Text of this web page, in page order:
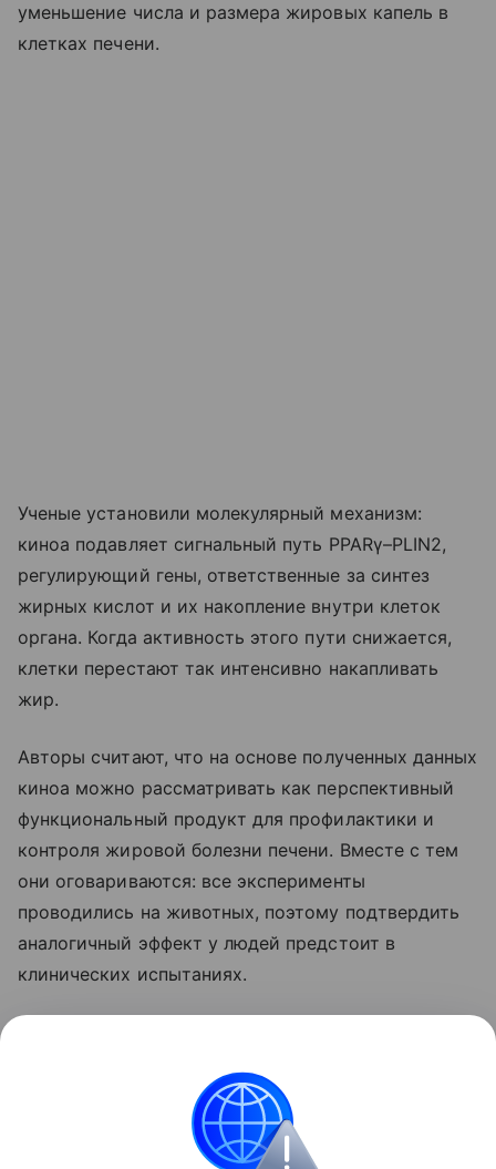
уменьшение числа и размера жировых капель в
клетках печени.
Ученые установили молекулярный механизм:
киноа подавляет сигнальный путь PPARγ–PLIN2,
регулирующий гены, ответственные за синтез
жирных кислот и их накопление внутри клеток
органа. Когда активность этого пути снижается,
клетки перестают так интенсивно накапливать
жир.
Авторы считают, что на основе полученных данных
киноа можно рассматривать как перспективный
функциональный продукт для профилактики и
контроля жировой болезни печени. Вместе с тем
они оговариваются: все эксперименты
проводились на животных, поэтому подтвердить
аналогичный эффект у людей предстоит в
клинических испытаниях.
жировой болезни печени.
Красота и здоровье